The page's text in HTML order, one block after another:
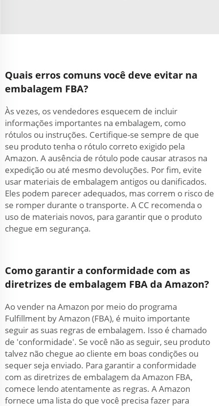
Quais erros comuns você deve evitar na
embalagem FBA?
Às vezes, os vendedores esquecem de incluir
informações importantes na embalagem, como
rótulos ou instruções. Certifique-se sempre de que
seu produto tenha o rótulo correto exigido pela
Amazon. A ausência de rótulo pode causar atrasos na
expedição ou até mesmo devoluções. Por fim, evite
usar materiais de embalagem antigos ou danificados.
Eles podem parecer adequados, mas correm o risco de
se romper durante o transporte. A CC recomenda o
uso de materiais novos, para garantir que o produto
chegue em segurança.
Como garantir a conformidade com as
diretrizes de embalagem FBA da Amazon?
Ao vender na Amazon por meio do programa
Fulfillment by Amazon (FBA), é muito importante
seguir as suas regras de embalagem. Isso é chamado
de 'conformidade'. Se você não as seguir, seu produto
talvez não chegue ao cliente em boas condições ou
sequer seja enviado. Para garantir a conformidade
com as diretrizes de embalagem da Amazon FBA,
comece lendo atentamente as regras. A Amazon
fornece uma lista do que você precisa fazer para